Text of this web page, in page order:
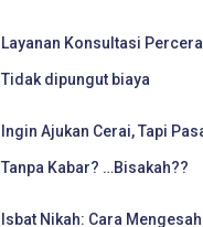
Layanan Konsultasi
Tidak dipungut biaya
Ingin Ajukan Cerai, Tapi
Tanpa Kabar? …Bisakah??
Isbat Nikah: Cara